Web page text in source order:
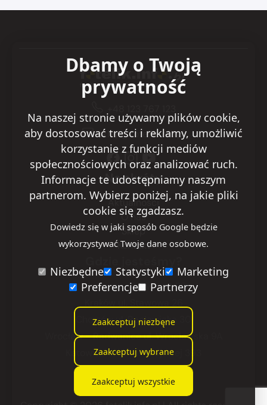
sklep@fotelik.info.pl
Na skróty
Aktualności
O nas
Sklep
Kontakt
Warszawaul. Ryżowa 29
Chorzówul. Racławicka 30
Wrocław - Radwaniceul. Wrocławska 9A
Katowice ul. Armii Krajowej 393
Dbamy o Twoją
prywatność
Na naszej stronie używamy plików cookie,
aby dostosować treści i reklamy, umożliwić
korzystanie z funkcji mediów
społecznościowych oraz analizować ruch.
Informacje te udostępniamy naszym
partnerom. Wybierz poniżej, na jakie pliki
cookie się zgadzasz.
Dowiedz się w jaki sposób Google będzie
wykorzystywać Twoje dane osobowe.
Niezbędne Statystyki
Marketing
Preferencje
Partnerzy
Zaakceptuj niezbęne
Zaakceptuj wybrane
Zaakceptuj wszystkie